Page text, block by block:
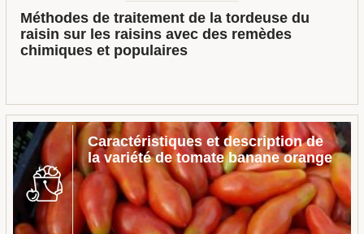
Méthodes de traitement de la tordeuse du
raisin sur les raisins avec des remèdes
chimiques et populaires
Caractéristiques et description de
la variété de tomate banane orange